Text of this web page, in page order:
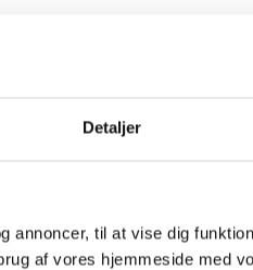
Detaljer
annoncer, til at vise dig
af vores hjemmeside med